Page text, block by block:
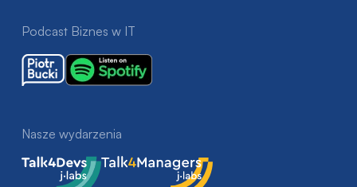
Podcast Biznes w IT
Nasze wydarzenia
Talk4Devs
Talk4Managers